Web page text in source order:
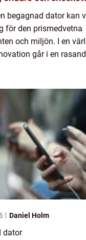
begagnad dator kan
för den prismedvetna
och miljön. I en
går i en
Daniel Holm
dator